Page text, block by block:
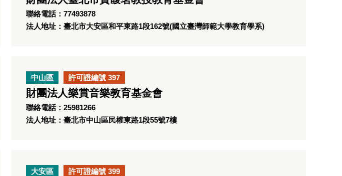
聯絡電話：77493878
法人地址：臺北市大安區和平東路1段162號(國立臺灣師範大學教育學系)
中山區 許可證編號 397
財團法人樂賞音樂教育基金會
聯絡電話：25981266
法人地址：臺北市中山區民權東路1段55號7樓
大安區 許可證編號 399